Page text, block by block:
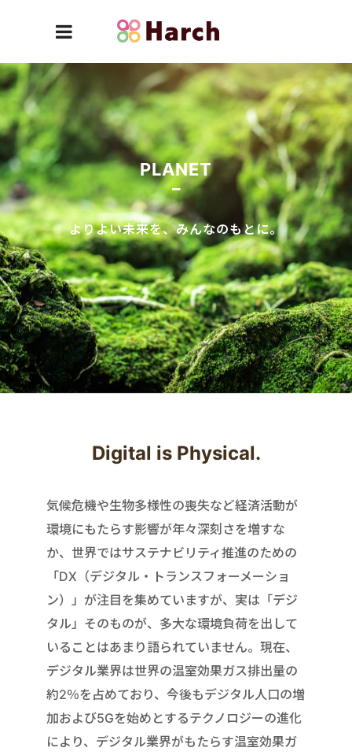
PLANET
よりよい未来を、みんなのもとに。
Digital is Physical.
気候危機や生物多様性の喪失など経済活動が
環境にもたらす影響が年々深刻さを増すな
か、世界ではサステナビリティ推進のための
「DX（デジタル・トランスフォーメーショ
ン）」が注目を集めていますが、実は「デジ
タル」そのものが、多大な環境負荷を出して
いることはあまり語られていません。現在、
デジタル業界は世界の温室効果ガス排出量の
約2％を占めており、今後もデジタル人口の増
加および5Gを始めとするテクノロジーの進化
により、デジタル業界がもたらす温室効果ガ